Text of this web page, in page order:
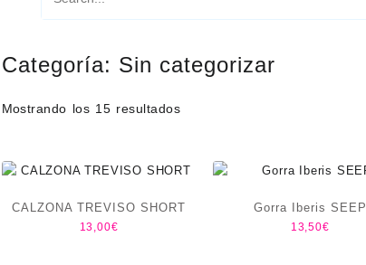
Categoría: Sin categorizar
Mostrando los 15 resultados
CALZONA TREVISO SHORT
13,00€
Gorra Iberis SEEP
13,50€